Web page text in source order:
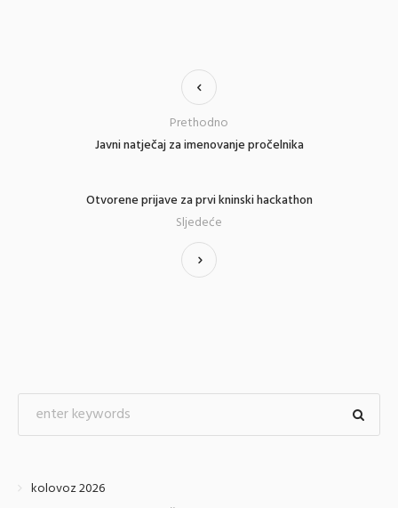
Javni natječaj za imenovanje pročelnika
Prethodno
Otvorene prijave za prvi kninski hackathon
Sljedeće
kolovoz 2026